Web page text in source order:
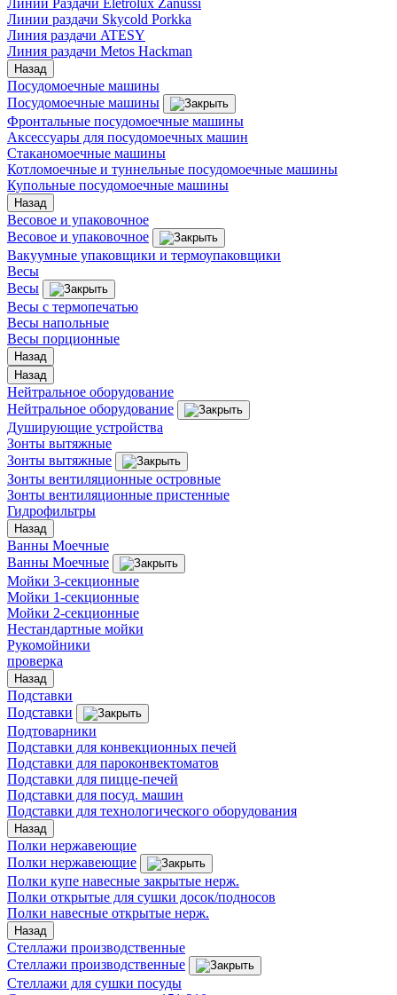
Линии раздачи Skycold Porkka
Линия раздачи ATESY
Линия раздачи Metos Hackman
Назад
Посудомоечные машины
Посудомоечные машины
Фронтальные посудомоечные машины
Аксессуары для посудомоечных машин
Стаканомоечные машины
Котломоечные и туннельные посудомоечные машины
Купольные посудомоечные машины
Назад
Весовое и упаковочное
Весовое и упаковочное
Вакуумные упаковщики и термоупаковщики
Весы
Весы
Весы с термопечатью
Весы напольные
Весы порционные
Назад
Назад
Нейтральное оборудование
Нейтральное оборудование
Душирующие устройства
Зонты вытяжные
Зонты вытяжные
Зонты вентиляционные островные
Зонты вентиляционные пристенные
Гидрофильтры
Назад
Ванны Моечные
Ванны Моечные
Мойки 3-секционные
Мойки 1-секционные
Мойки 2-секционные
Нестандартные мойки
Рукомойники
проверка
Назад
Подставки
Подставки
Подтоварники
Подставки для конвекционных печей
Подставки для пароконвектоматов
Подставки для пицце-печей
Подставки для посуд. машин
Подставки для технологического оборудования
Назад
Полки нержавеющие
Полки нержавеющие
Полки купе навесные закрытые нерж.
Полки открытые для сушки досок/подносов
Полки навесные открытые нерж.
Назад
Стеллажи производственные
Стеллажи производственные
Стеллажи для сушки посуды